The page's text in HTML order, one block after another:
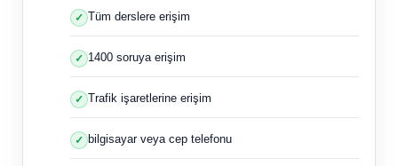
Tüm derslere erişim
1400 soruya erişim
Trafik işaretlerine erişim
bilgisayar veya cep telefonu